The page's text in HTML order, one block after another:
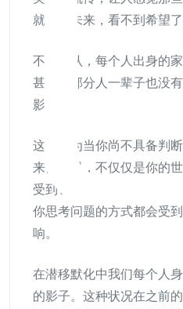
就没有未来，看不到希望了
不能否认，每个人出身的
甚至大部分人一辈子也没
影子。
这是因为当你尚不具备判
来自那里，不仅仅是你的
受到它的强烈影响，而且
你思考问题的方式都会受
响。
在潜移默化中我们每个人
的影子。这种状况在之前